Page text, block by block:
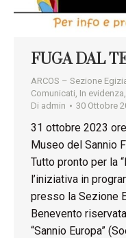
FUGA DAL
ARCOS – Sezione
Comunicati In evidenza
Di admin 30 Ottobre
31 ottobre 2023
Museo del Sannio
Tutto pronto per la
l’iniziativa in
presso la Sezione
Benevento
“Sannio Europa”